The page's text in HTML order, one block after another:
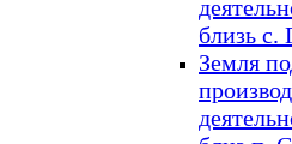
близь
Земля